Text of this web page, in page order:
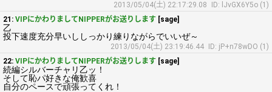
2013/05/04(土) 22:17:29.08
ID: lJvGX6Y5o (1)
21: VIPにかわりましてNIPPERがお送りします [sage]
乙
投下速度充分早いししっかり練りながらでいいぜ～
2013/05/04(土) 23:19:46.44
ID: jP+n78wDO (1)
22: VIPにかわりましてNIPPERがお送りします [sage]
続編シルバーチャリ乙ッ！
そして恥パ好きな俺歓喜
自分のペースで頑張ってくれ！